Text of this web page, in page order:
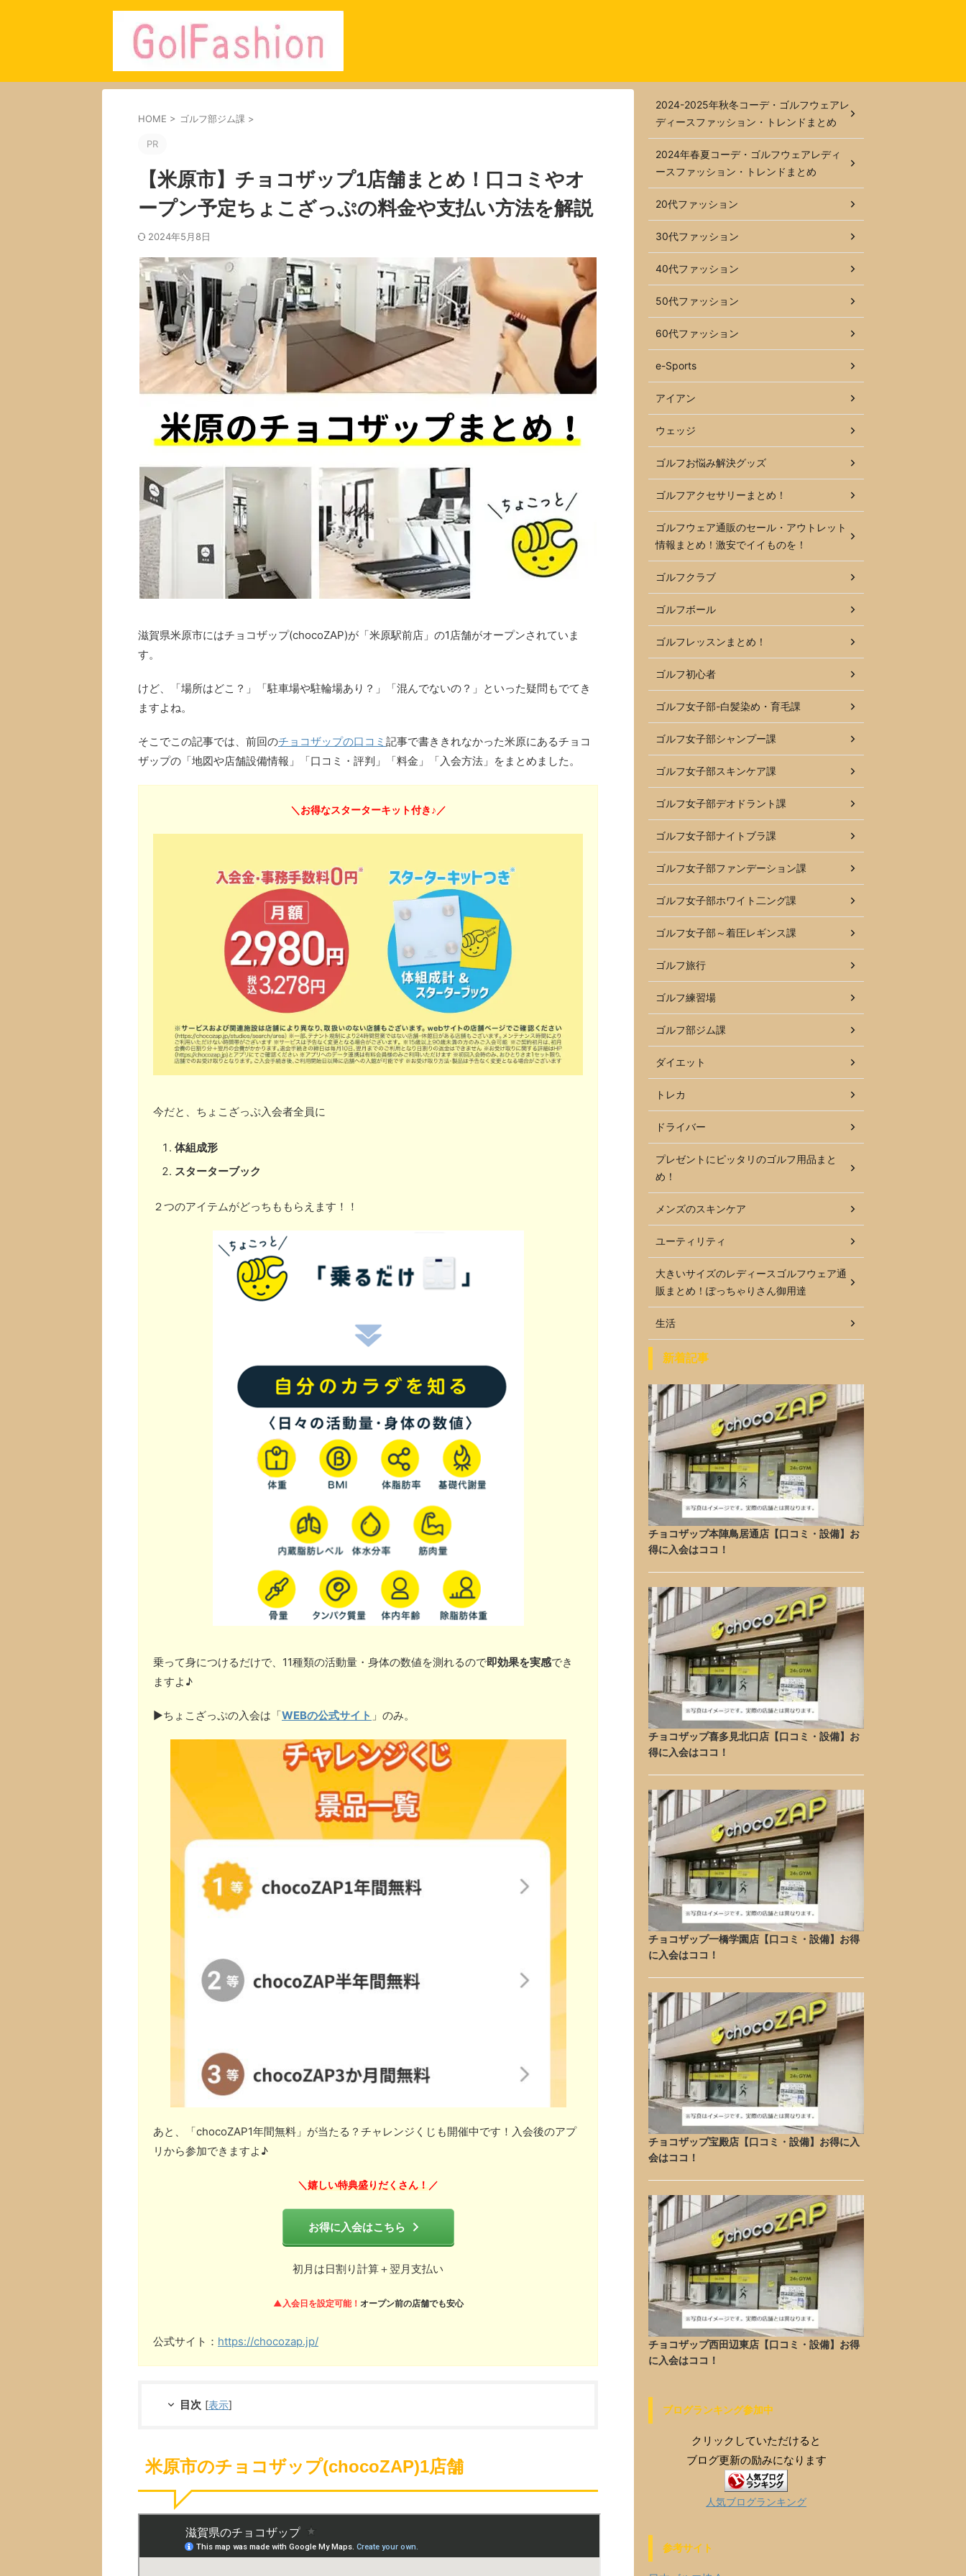
HOME > ゴルフ部ジム課 >
PR
【米原市】チョコザップ1店舗まとめ！口コミやオ
ープン予定ちょこざっぷの料金や支払い方法を解説
2024年5月8日
滋賀県米原市にはチョコザップ(chocoZAP)が「米原駅前店」の1店舗がオープンされていま
す。
けど、「場所はどこ？」「駐車場や駐輪場あり？」「混んでないの？」といった疑問もでてき
ますよね。
そこでこの記事では、前回のチョコザップの口コミ 記事で書ききれなかった米原にあるチョコ
ザップの「地図や店舗設備情報」「口コミ・評判」「料金」「入会方法」をまとめました。
＼お得なスターターキット付き♪／
今だと、ちょこざっぷ入会者全員に
体組成形
スターターブック
２つのアイテムがどっちももらえます！！
乗って身につけるだけで、11種類の活動量・身体の数値を測れるので即効果を実感でき
ますよ♪
▶︎ちょこざっぷの入会は「WEBの公式サイト 」のみ。
あと、「chocoZAP1年間無料」が当たる？チャレンジくじも開催中です！入会後のアプ
リから参加できますよ♪
＼ 嬉しい特典盛りだくさん！ ／
お得に入会はこちら
初月は日割り計算＋翌月支払い
▲入会日を設定可能！ オープン前の店舗でも安心
公式サイト： https://chocozap.jp/
目次 [表示]
米原市のチョコザップ(chocoZAP)1店舗
2024-2025年秋冬コーデ・ゴルフウェアレ
ディースファッション・トレンドまとめ
2024年春夏コーデ・ゴルフウェアレディ
ースファッション・トレンドまとめ
20代ファッション
30代ファッション
40代ファッション
50代ファッション
60代ファッション
e-Sports
アイアン
ウェッジ
ゴルフお悩み解決グッズ
ゴルフアクセサリーまとめ！
ゴルフウェア通販のセール・アウトレット
情報まとめ！激安でイイものを！
ゴルフクラブ
ゴルフボール
ゴルフレッスンまとめ！
ゴルフ初心者
ゴルフ女子部-白髪染め・育毛課
ゴルフ女子部シャンプー課
ゴルフ女子部スキンケア課
ゴルフ女子部デオドラント課
ゴルフ女子部ナイトブラ課
ゴルフ女子部ファンデーション課
ゴルフ女子部ホワイト二ング課
ゴルフ女子部～着圧レギンス課
ゴルフ旅行
ゴルフ練習場
ゴルフ部ジム課
ダイエット
トレカ
ドライバー
プレゼントにピッタリのゴルフ用品まと
め！
メンズのスキンケア
ユーティリティ
大きいサイズのレディースゴルフウェア通
販まとめ！ぽっちゃりさん御用達
生活
新着記事
チョコザップ本陣鳥居通店【口コミ・設備】お
得に入会はココ！
チョコザップ喜多見北口店【口コミ・設備】お
得に入会はココ！
チョコザップ一橋学園店【口コミ・設備】お得
に入会はココ！
チョコザップ宝殿店【口コミ・設備】お得に入
会はココ！
チョコザップ西田辺東店【口コミ・設備】お得
に入会はココ！
ブログランキング参加中
クリックしていただけると
ブログ更新の励みになります
人気ブログランキング
参考サイト